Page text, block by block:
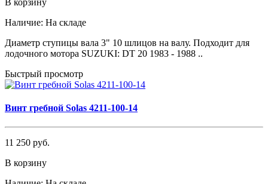
В корзину
Наличие: На складе
Диаметр ступицы вала 3" 10 шлицов на валу. Подходит для
лодочного мотора SUZUKI: DT 20 1983 - 1988 ..
Быстрый просмотр
Винт гребной Solas 4211-100-14
11 250 руб.
В корзину